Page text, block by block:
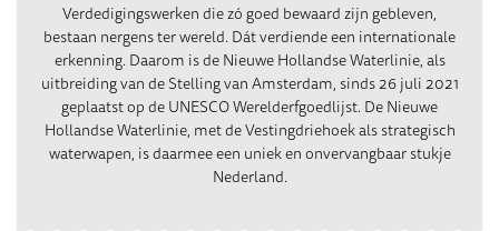
Verdedigingswerken die zó goed bewaard zijn gebleven,
bestaan nergens ter wereld. Dát verdiende een internationale
erkenning. Daarom is de Nieuwe Hollandse Waterlinie, als
uitbreiding van de Stelling van Amsterdam, sinds 26 juli 2021
geplaatst op de UNESCO Werelderfgoedlijst. De Nieuwe
Hollandse Waterlinie, met de Vestingdriehoek als strategisch
waterwapen, is daarmee een uniek en onvervangbaar stukje
Nederland.